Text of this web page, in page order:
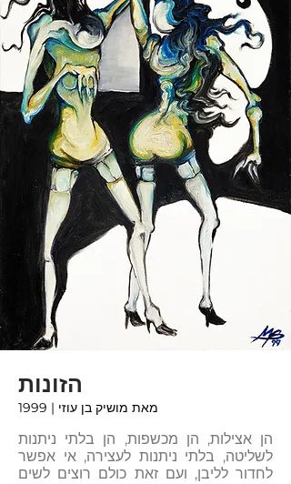
הזונות
מאת מושיק בן עוזי | 1999
הן אצילות, הן מכשפות, הן בלתי ניתנות
לשליטה, בלתי ניתנות לעצירה, אי אפשר
לחדור לליבן, ועם זאת כולם רוצים לשים